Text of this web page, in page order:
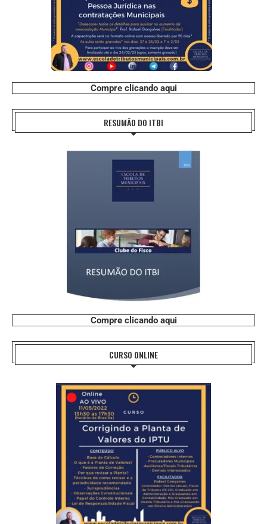
Compre clicando aqui
RESUMÃO DO ITBI
Compre clicando aqui
CURSO ONLINE